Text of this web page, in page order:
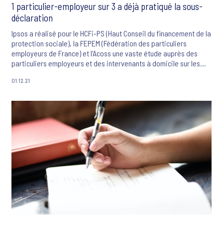
1 particulier-employeur sur 3 a déjà pratiqué la sous-
déclaration
Ipsos a réalisé pour le HCFi-PS (Haut Conseil du financement de la
protection sociale), la FEPEM (Fédération des particuliers
employeurs de France) et l’Acoss une vaste étude auprès des
particuliers employeurs et des intervenants à domicile sur les
domicile.
01.12.21